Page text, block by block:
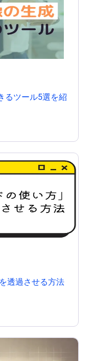
るツール5選を紹
透過させる方法